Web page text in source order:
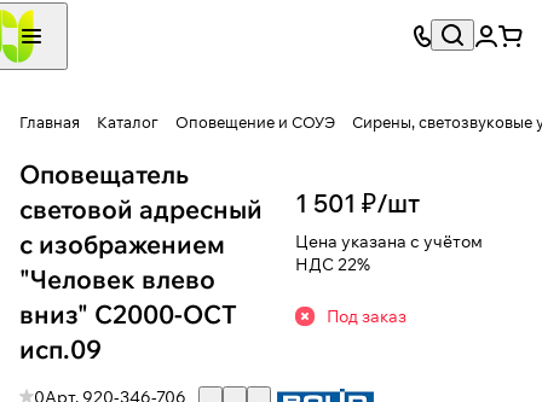
Главная Каталог Оповещение и СОУЭ Сирены, светозвуковые
Оповещатель
световой адресный
с изображением
"Человек влево
вниз" С2000-ОСТ
исп.09
0Арт. 920-346-706
1 501 ₽/шт
Цена указана с учётом
НДС 22%
Под заказ